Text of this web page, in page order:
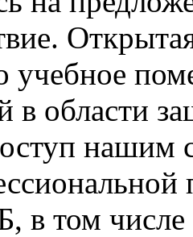
учебное
в области
нашим
в том